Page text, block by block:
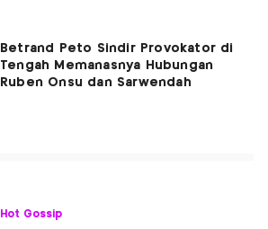
Betrand Peto Sindir Provokator di
Tengah Memanasnya Hubungan
Ruben Onsu dan Sarwendah
Hot Gossip